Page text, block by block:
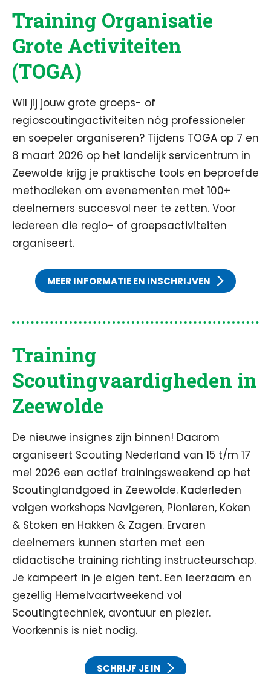
Training Organisatie
Grote Activiteiten
(TOGA)
Wil jij jouw grote groeps- of
regioscoutingactiviteiten nóg professioneler
en soepeler organiseren? Tijdens TOGA op 7 en
8 maart 2026 op het landelijk servicentrum in
Zeewolde krijg je praktische tools en beproefde
methodieken om evenementen met 100+
deelnemers succesvol neer te zetten. Voor
iedereen die regio- of groepsactiviteiten
organiseert.
MEER INFORMATIE EN INSCHRIJVEN
Training
Scoutingvaardigheden in
Zeewolde
De nieuwe insignes zijn binnen! Daarom
organiseert Scouting Nederland van 15 t/m 17
mei 2026 een actief trainingsweekend op het
Scoutinglandgoed in Zeewolde. Kaderleden
volgen workshops Navigeren, Pionieren, Koken
& Stoken en Hakken & Zagen. Ervaren
deelnemers kunnen starten met een
didactische training richting instructeurschap.
Je kampeert in je eigen tent. Een leerzaam en
gezellig Hemelvaartweekend vol
Scoutingtechniek, avontuur en plezier.
Voorkennis is niet nodig.
SCHRIJF JE IN